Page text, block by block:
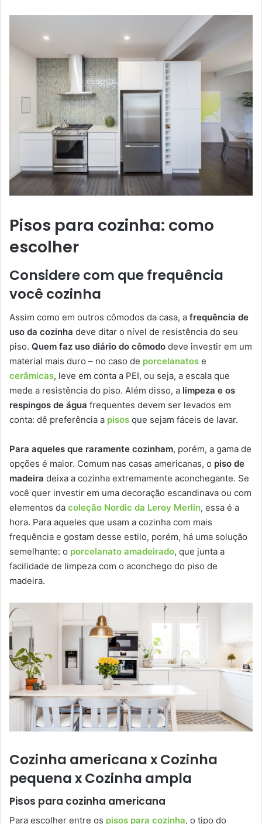
Pisos para cozinha: como
escolher
Considere com que frequência
você cozinha
Assim como em outros cômodos da casa, a frequência de
uso da cozinha deve ditar o nível de resistência do seu
piso. Quem faz uso diário do cômodo deve investir em um
material mais duro – no caso de porcelanatos e
cerâmicas, leve em conta a PEI, ou seja, a escala que
mede a resistência do piso. Além disso, a limpeza e os
respingos de água frequentes devem ser levados em
conta: dê preferência a pisos que sejam fáceis de lavar.
Para aqueles que raramente cozinham, porém, a gama de
opções é maior. Comum nas casas americanas, o piso de
madeira deixa a cozinha extremamente aconchegante. Se
você quer investir em uma decoração escandinava ou com
elementos da coleção Nordic da Leroy Merlin, essa é a
hora. Para aqueles que usam a cozinha com mais
frequência e gostam desse estilo, porém, há uma solução
semelhante: o porcelanato amadeirado, que junta a
facilidade de limpeza com o aconchego do piso de
madeira.
Cozinha americana x Cozinha
pequena x Cozinha ampla
Pisos para cozinha americana
Para escolher entre os pisos para cozinha, o tipo do